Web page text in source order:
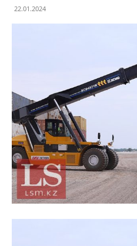
22.01.2024